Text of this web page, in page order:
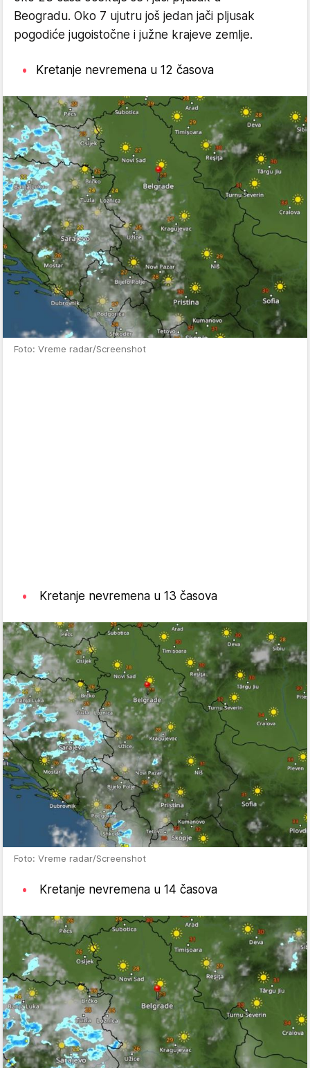
Beogradu. Oko 7 ujutru još jedan jači pljusak
pogodiće jugoistočne i južne krajeve zemlje.
Kretanje nevremena u 12 časova
Foto: Vreme radar/Screenshot
Kretanje nevremena u 13 časova
Foto: Vreme radar/Screenshot
Kretanje nevremena u 14 časova